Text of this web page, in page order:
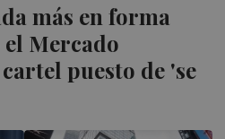
más en forma
el Mercado
puesto de 'se